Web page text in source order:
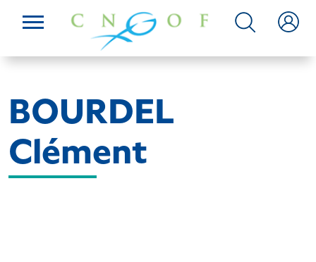
BOURDEL
Clément